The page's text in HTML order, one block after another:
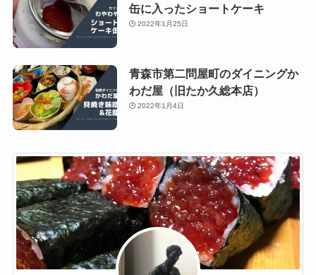
缶に入ったショートケーキ
2022年1月25日
青森市第二問屋町のダイニングか
わだ屋（旧たか久総本店）
2022年1月4日